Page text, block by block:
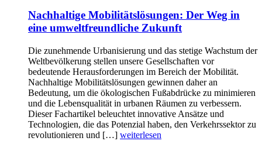
Nachhaltige Mobilitätslösungen: Der Weg in
eine umweltfreundliche Zukunft
Die zunehmende Urbanisierung und das stetige Wachstum der
Weltbevölkerung stellen unsere Gesellschaften vor
bedeutende Herausforderungen im Bereich der Mobilität.
Nachhaltige Mobilitätslösungen gewinnen daher an
Bedeutung, um die ökologischen Fußabdrücke zu minimieren
und die Lebensqualität in urbanen Räumen zu verbessern.
Dieser Fachartikel beleuchtet innovative Ansätze und
Technologien, die das Potenzial haben, den Verkehrssektor zu
revolutionieren und […] weiterlesen